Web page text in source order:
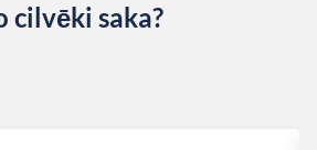
cilvēki saka?